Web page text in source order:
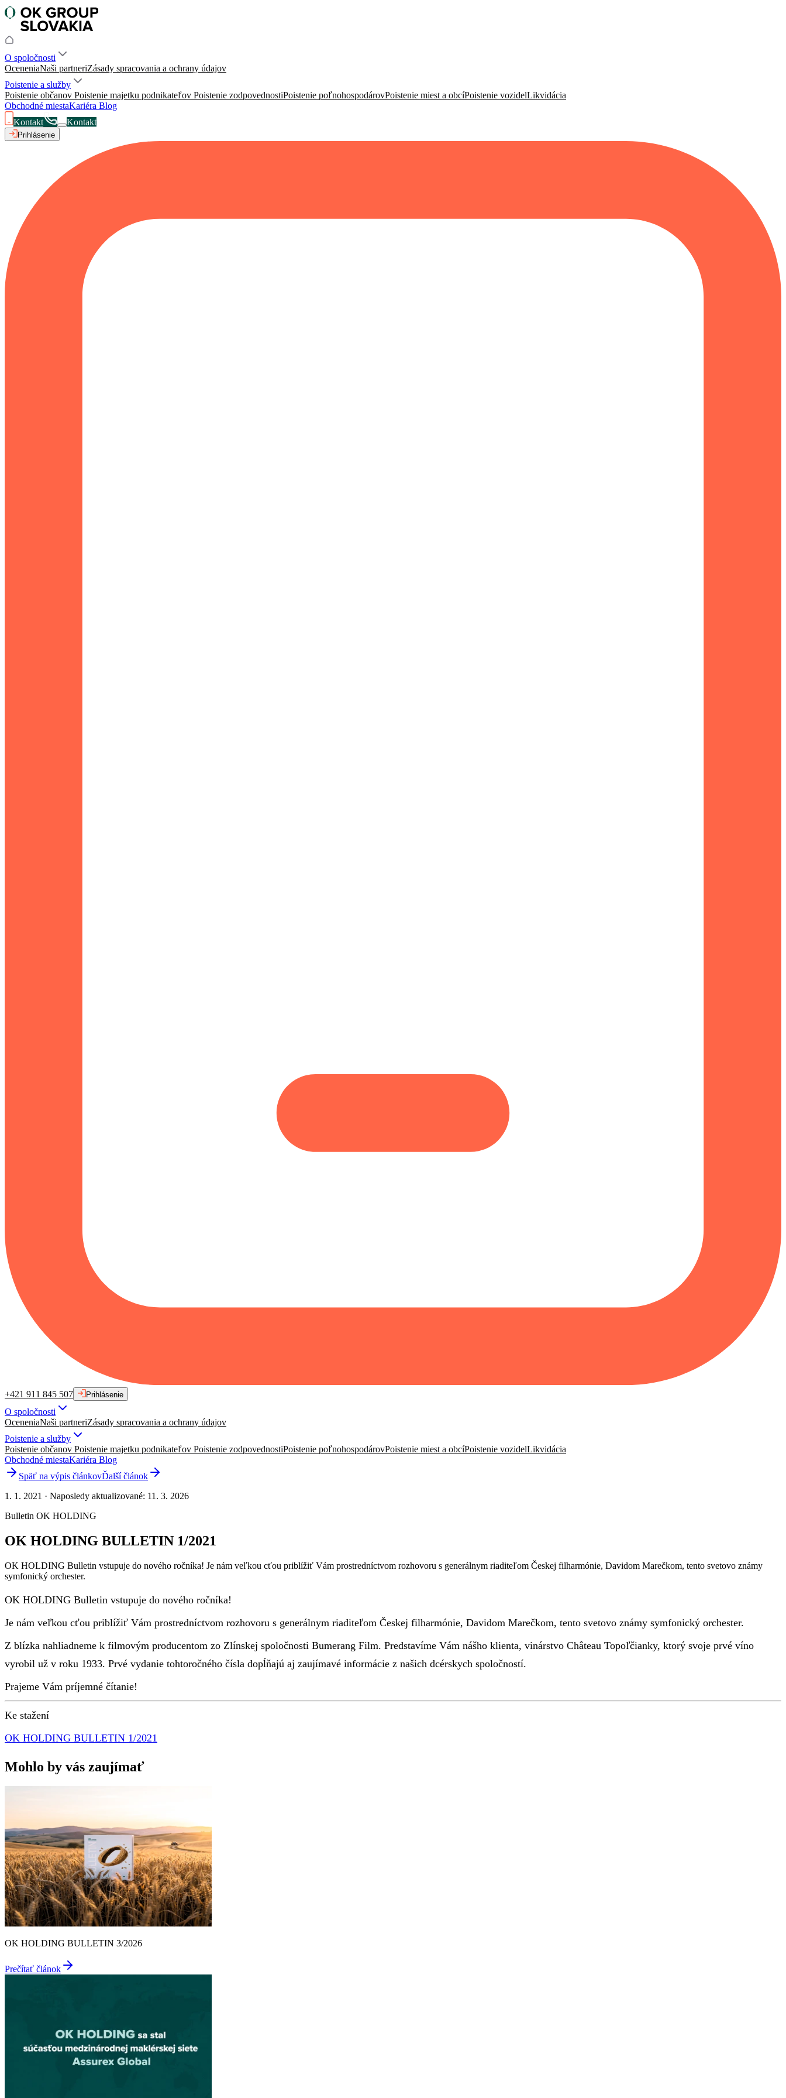
O spoločnosti
OceneniaNaši partneriZásady spracovania a ochrany údajov
Poistenie a služby
Poistenie občanov Poistenie majetku podnikateľov Poistenie zodpovednostiPoistenie poľnohospodárovPoistenie miest a obcíPoistenie vozidelLikvidácia
Obchodné miestaKariéra Blog
Kontakt
Kontakt
Prihlásenie
+421 911 845 507 Prihlásenie
O spoločnosti
OceneniaNaši partneriZásady spracovania a ochrany údajov
Poistenie a služby
Poistenie občanov Poistenie majetku podnikateľov Poistenie zodpovednostiPoistenie poľnohospodárovPoistenie miest a obcíPoistenie vozidelLikvidácia
Obchodné miestaKariéra Blog
Späť na výpis článkovĎalší článok
1. 1. 2021 · Naposledy aktualizované: 11. 3. 2026
Bulletin OK HOLDING
OK HOLDING BULLETIN 1/2021
OK HOLDING Bulletin vstupuje do nového ročníka! Je nám veľkou cťou priblížiť Vám prostredníctvom rozhovoru s generálnym riaditeľom Českej filharmónie, Davidom Marečkom, tento svetovo známy
symfonický orchester.
OK HOLDING Bulletin vstupuje do nového ročníka!
Je nám veľkou cťou priblížiť Vám prostredníctvom rozhovoru s generálnym riaditeľom Českej filharmónie, Davidom Marečkom, tento svetovo známy symfonický orchester.
Z blízka nahliadneme k filmovým producentom zo Zlínskej spoločnosti Bumerang Film. Predstavíme Vám nášho klienta, vinárstvo Château Topoľčianky, ktorý svoje prvé víno
vyrobil už v roku 1933. Prvé vydanie tohtoročného čísla dopĺňajú aj zaujímavé informácie z našich dcérskych spoločností.
Prajeme Vám príjemné čítanie!
Ke stažení
OK HOLDING BULLETIN 1/2021
Mohlo by vás zaujímať
OK HOLDING BULLETIN 3/2026
Prečítať článok